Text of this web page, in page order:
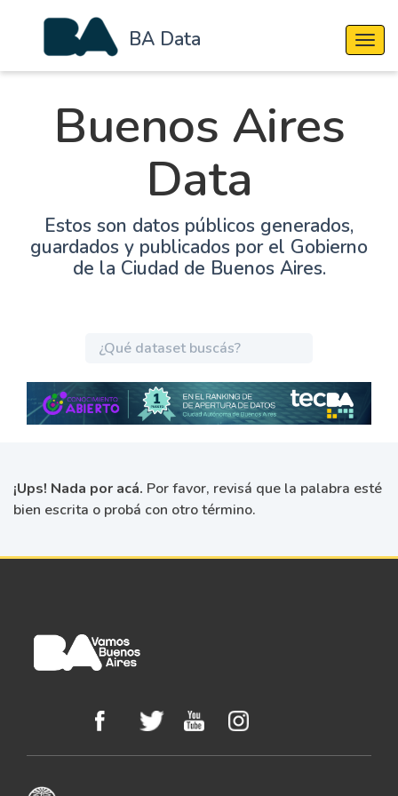
BA Data
Buenos Aires
Data
Estos son datos públicos generados,
guardados y publicados por el Gobierno
de la Ciudad de Buenos Aires.
¡Ups! Nada por acá. Por favor, revisá que la palabra esté
bien escrita o probá con otro término.